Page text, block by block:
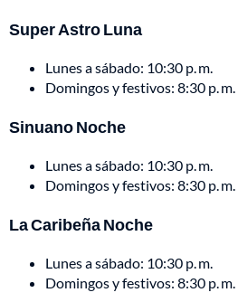
Super Astro Luna
Lunes a sábado: 10:30 p. m.
Domingos y festivos: 8:30 p. m.
Sinuano Noche
Lunes a sábado: 10:30 p. m.
Domingos y festivos: 8:30 p. m.
La Caribeña Noche
Lunes a sábado: 10:30 p. m.
Domingos y festivos: 8:30 p. m.